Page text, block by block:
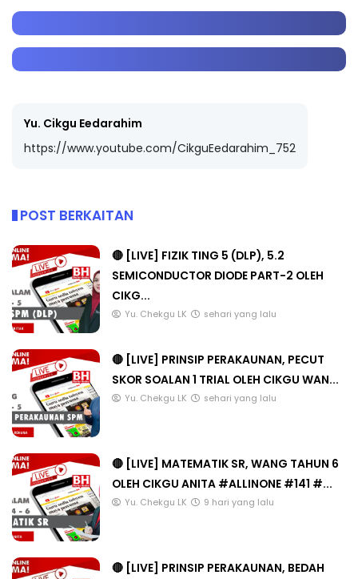
Yu. Cikgu Eedarahim
https://www.youtube.com/CikguEedarahim_752
POST BERKAITAN
🔴 [LIVE] FIZIK TING 5 (DLP), 5.2
SEMICONDUCTOR DIODE PART-2 OLEH
CIKG...
Yu. Chekgu LK sehari yang lalu
🔴 [LIVE] PRINSIP PERAKAUNAN, PECUT
SKOR SOALAN 1 TRIAL OLEH CIKGU WAN...
Yu. Chekgu LK sehari yang lalu
🔴 [LIVE] MATEMATIK SR, WANG TAHUN 6
OLEH CIKGU ANITA #ALLINONE #141 #...
Yu. Chekgu LK 9 hari yang lalu
🔴 [LIVE] PRINSIP PERAKAUNAN, BEDAH